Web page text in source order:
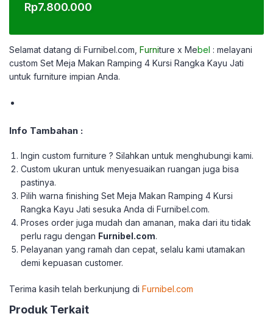
Rp7.800.000
Selamat datang di Furnibel.com, Furniture x Mebel : melayani
custom Set Meja Makan Ramping 4 Kursi Rangka Kayu Jati
untuk furniture impian Anda.
Info Tambahan :
Ingin custom furniture ? Silahkan untuk menghubungi kami.
Custom ukuran untuk menyesuaikan ruangan juga bisa
pastinya.
Pilih warna finishing Set Meja Makan Ramping 4 Kursi
Rangka Kayu Jati sesuka Anda di Furnibel.com.
Proses order juga mudah dan amanan, maka dari itu tidak
perlu ragu dengan Furnibel.com.
Pelayanan yang ramah dan cepat, selalu kami utamakan
demi kepuasan customer.
Terima kasih telah berkunjung di Furnibel.com
Produk Terkait